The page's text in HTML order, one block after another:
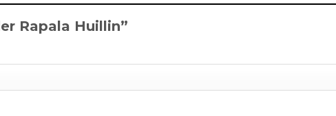
Rapala Huillin”